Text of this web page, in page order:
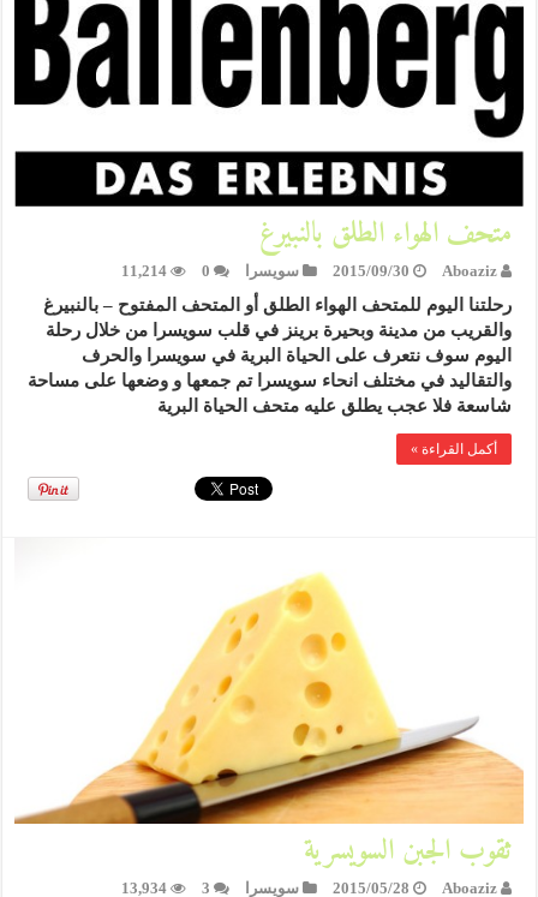
متحف الهواء الطلق بالنبيرغ
Aboaziz
2015/09/30 سويسرا 0
11,214
رحلتنا اليوم للمتحف الهواء الطلق أو المتحف المفتوح – بالنبيرغ
والقريب من مدينة وبحيرة برينز في قلب سويسرا من خلال رحلة
اليوم سوف نتعرف على الحياة البرية في سويسرا والحرف
والتقاليد في مختلف انحاء سويسرا تم جمعها و وضعها على مساحة
شاسعة فلا عجب يطلق عليه متحف الحياة البرية
أكمل القراءة »
ثقوب الجبن السويسرية
Aboaziz
2015/05/28 سويسرا 3
13,934